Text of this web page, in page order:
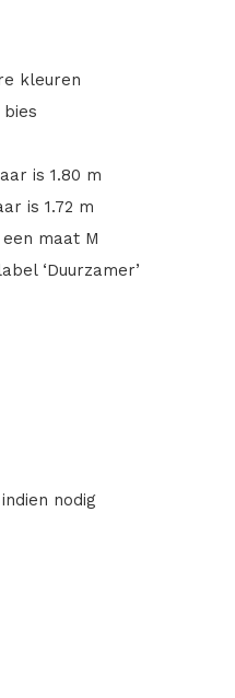
kleuren
is 1.80 m
is 1.72 m
maat M
‘Duurzamer’
nodig